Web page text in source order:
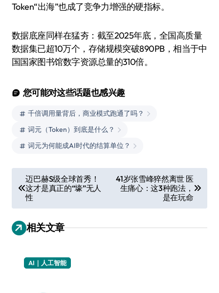
Token“出海”也成了竞争力增强的硬指标。
数据底座同样在猛夯：截至2025年底，全国高质量
数据集已超10万个，存储规模突破890PB，相当于中
国国家图书馆数字资源总量的310倍。
您可能对这些话题也感兴趣
千倍调用量背后，商业模式跑通了吗？
词元（Token）到底是什么？
词元为何能成AI时代的结算单位？
章
导
航
迈巴赫S级全球首秀！
这才是真正的“壕”无人
性
41岁张雪峰猝然离世 医
生痛心：这3种跑法，
是在玩命
相关文章
AI｜人工智能